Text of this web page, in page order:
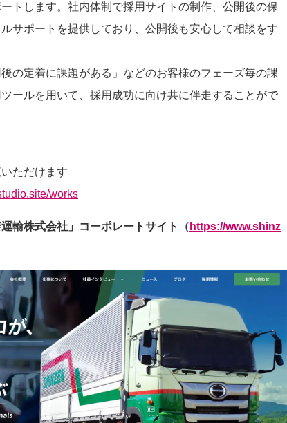
トします。社内体制で採用サイトの制作、公開後の保
サポートを提供しており、公開後も安心して相談をす
後の定着に課題がある」などのお客様のフェーズ毎の課
ールを用いて、採用成功に向け共に伴走することがで
ただけます
works
輸株式会社」コーポレートサイト（ https://www.shinz